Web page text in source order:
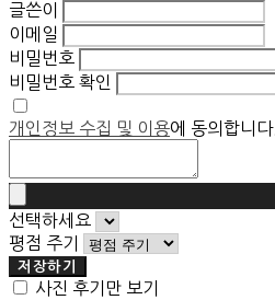
글쓴이
이메일
비밀번호
비밀번호 확인
개인정보 수집 및 이용에 동의합니다.
선택하세요
평점 주기
저장하기
사진 후기만 보기